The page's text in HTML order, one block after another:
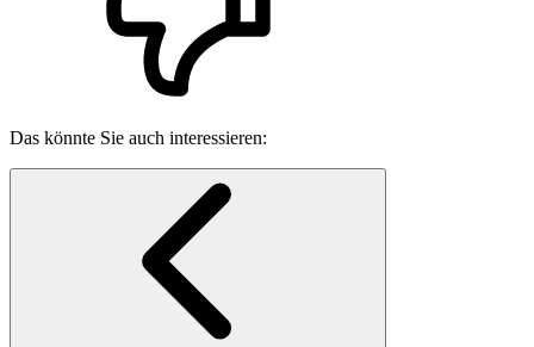
Das könnte Sie auch interessieren: